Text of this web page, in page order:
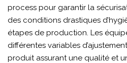
process pour garantir la
des conditions drastiques
étapes de production. Les
différentes variables
produit assurant une qualité et